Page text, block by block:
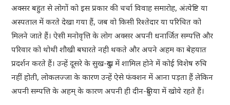
अक्सर बहुत से लोगों को इस प्रकार की चर्चा विवाह समारोह, अंत्येष्टि या
अस्पताल में करते देखा गया हैं, जब वो किसी रिश्तेदार या परिचित को
मिलने जाते हैं। ऐसी मनोवृत्ति के लोग अक्सर अपनी धनार्जित सम्पत्ति और
परिवार को थोथी शौखी बघारते नही थकते और अपने अहम का बेहयात
प्रदर्शन करते हैं। उन्हें दूसरे के सुख-दुख में शामिल होने में कोई विशेष रुचि
नहीं होती, लोकलज्जा के कारण उन्हें ऐसे फंक्शन में आना पड़ता हैं लेकिन
अपनी सम्पत्ति के अहम् के कारण अपनी ही दीन-दुनिया में खोये रहते हैं।